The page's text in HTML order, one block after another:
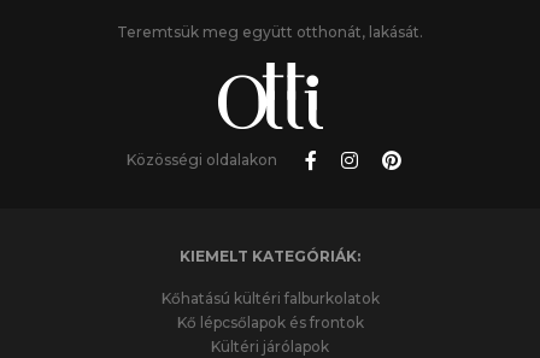
Teremtsük meg együtt otthonát, lakását.
Közösségi oldalakon
KIEMELT KATEGÓRIÁK:
Kőhatású kültéri falburkolatok
Kő lépcsőlapok és frontok
Kültéri járólapok